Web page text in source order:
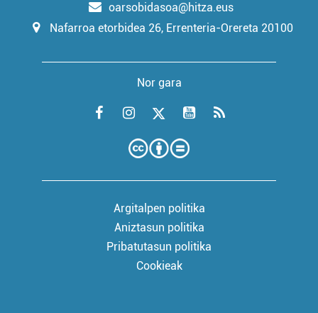
oarsobidasoa@hitza.eus
Nafarroa etorbidea 26, Errenteria-Orereta 20100
Nor gara
Argitalpen politika
Aniztasun politika
Pribatutasun politika
Cookieak